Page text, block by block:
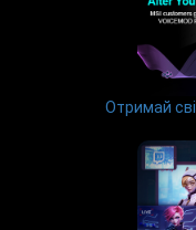
Отримай